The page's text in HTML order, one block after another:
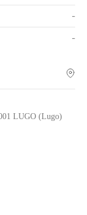
-
-
LUGO (Lugo)